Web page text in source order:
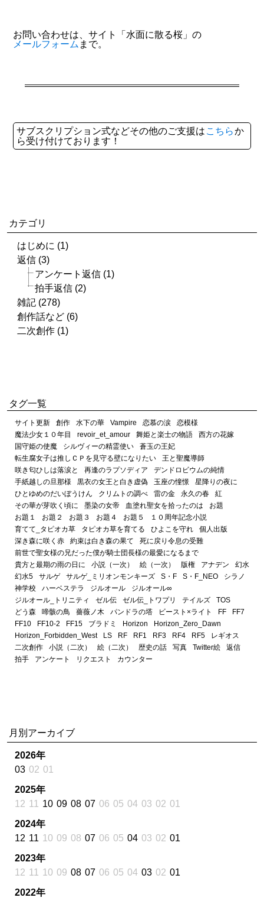
お問い合わせは、サイト「水面に散る桜」の
メールフォーム まで。
サブスクリプション式などその他のご支援は こちらか
ら受け付けております！
カテゴリ
はじめに (1)
返信 (3)
アンケート返信 (1)
拍手返信 (2)
雑記 (278)
創作話など (6)
二次創作 (1)
タグ一覧
サイト更新 創作 水下の華 Vampire 恋慕の涙
恋模様
魔法少女１０年目
revoir_et_amour 舞姫と楽士の物語
西方の花嫁
国守姫の使魔
シルヴィーの精霊使い
蒼玉の王妃
転生腐女子は推しＣＰを見守る壁になりたい
王と聖魔導師
咲き匂ひしは落涙と
再逢のラプソディア
デンドロビウムの純情
手紙越しの旦那様
黒衣の女王と白き虚偽 玉座の憧憬
星降りの夜に
ひとゆめのだいぼうけん
クリムトの調べ 雷の金 永久の春
紅
その華が芽吹く頃に
墨染の女帝 血塗れ聖女を拾ったのは
お題
お題１
お題２ お題３ お題４ お題５
１０周年記念小説
育てて_タピオカ草
タピオカ草を育てる ひよこを守れ
個人出版
深き森に咲く赤
約束は白き森の果て
死に戻り令息の受難
前世で聖女様の兄だった僕が騎士団長様の最愛になるまで
貴方と最期の雨の日に
小説（一次） 絵（一次） 版権 アナデン
幻水
幻水5
サルゲ サルゲ_ミリオンモンキーズ S・F S・F_NEO
シラノ
神学校
ハーベステラ ジルオール
ジルオール∞
ジルオール_トリニティ
ゼル伝 ゼル伝_トワプリ テイルズ
TOS
どう森
啼骸の鳥 薔薇ノ木 パンドラの塔 ビースト×ライト FF
FF7
FF10
FF10-2 FF15 ブラドミ Horizon
Horizon_Zero_Dawn
Horizon_Forbidden_West
LS RF RF1 RF3 RF4 RF5
レギオス
二次創作
小説（二次） 絵（二次） 歴史の話 写真 Twitter絵
返信
拍手
アンケート リクエスト カウンター
月別アーカイブ
2026年
03 02 01
2025年
12 11 10 09 08 07 06 05 04 03 02 01
2024年
12 11 10 09 08 07 06 05 04 03 02 01
2023年
12 11 10 09 08 07 06 05 04 03 02 01
2022年